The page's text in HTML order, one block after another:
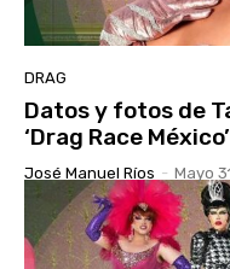
DRAG
Datos y fotos de
‘Drag Race México’
José Manuel Ríos - Mayo